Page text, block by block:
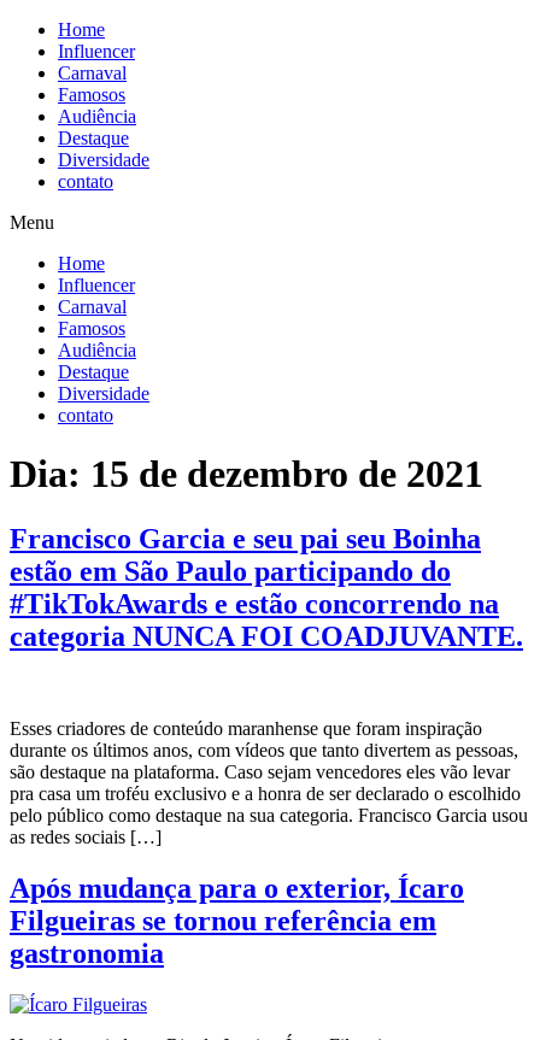
Home
Influencer
Carnaval
Famosos
Audiência
Destaque
Diversidade
contato
Menu
Home
Influencer
Carnaval
Famosos
Audiência
Destaque
Diversidade
contato
Dia: 15 de dezembro de 2021
Francisco Garcia e seu pai seu Boinha
estão em São Paulo participando do
#TikTokAwards e estão concorrendo na
categoria NUNCA FOI COADJUVANTE.
Esses criadores de conteúdo maranhense que foram inspiração
durante os últimos anos, com vídeos que tanto divertem as pessoas,
são destaque na plataforma. Caso sejam vencedores eles vão levar
pra casa um troféu exclusivo e a honra de ser declarado o escolhido
pelo público como destaque na sua categoria. Francisco Garcia usou
as redes sociais […]
Após mudança para o exterior, Ícaro
Filgueiras se tornou referência em
gastronomia